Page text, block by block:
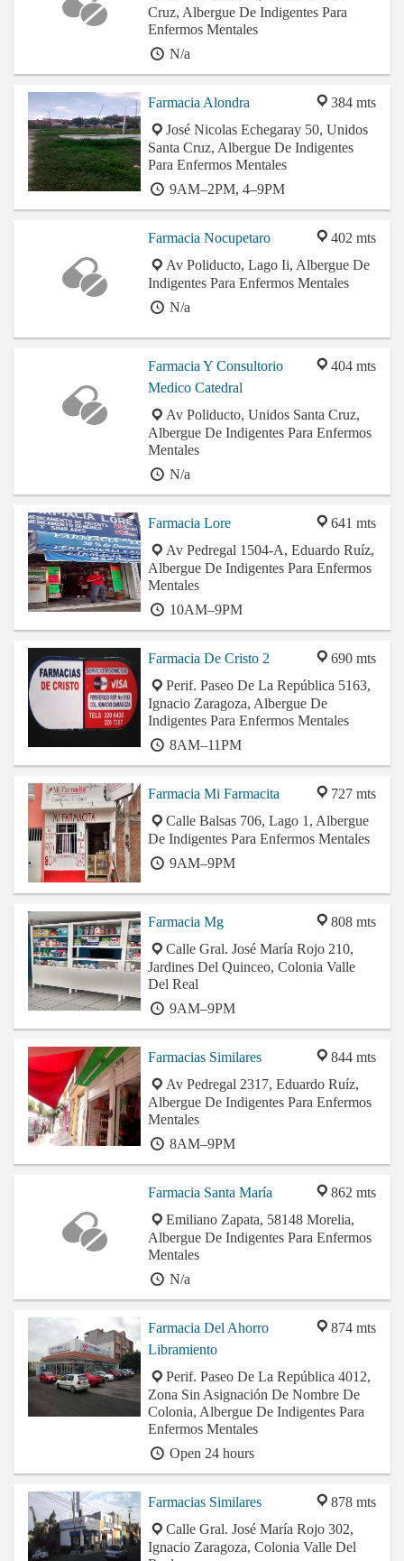
Cruz, Albergue De Indigentes Para
Enfermos Mentales
N/a
384 mts
Farmacia Alondra
José Nicolas Echegaray 50, Unidos
Santa Cruz, Albergue De Indigentes
Para Enfermos Mentales
9AM–2PM, 4–9PM
402 mts
Farmacia Nocupetaro
Av Poliducto, Lago Ii, Albergue De
Indigentes Para Enfermos Mentales
N/a
404 mts
Farmacia Y Consultorio
Medico Catedral
Av Poliducto, Unidos Santa Cruz,
Albergue De Indigentes Para Enfermos
Mentales
N/a
641 mts
Farmacia Lore
Av Pedregal 1504-A, Eduardo Ruíz,
Albergue De Indigentes Para Enfermos
Mentales
10AM–9PM
690 mts
Farmacia De Cristo 2
Perif. Paseo De La República 5163,
Ignacio Zaragoza, Albergue De
Indigentes Para Enfermos Mentales
8AM–11PM
727 mts
Farmacia Mi Farmacita
Calle Balsas 706, Lago 1, Albergue
De Indigentes Para Enfermos Mentales
9AM–9PM
808 mts
Farmacia Mg
Calle Gral. José María Rojo 210,
Jardines Del Quinceo, Colonia Valle
Del Real
9AM–9PM
844 mts
Farmacias Similares
Av Pedregal 2317, Eduardo Ruíz,
Albergue De Indigentes Para Enfermos
Mentales
8AM–9PM
862 mts
Farmacia Santa María
Emiliano Zapata, 58148 Morelia,
Albergue De Indigentes Para Enfermos
Mentales
N/a
874 mts
Farmacia Del Ahorro
Libramiento
Perif. Paseo De La República 4012,
Zona Sin Asignación De Nombre De
Colonia, Albergue De Indigentes Para
Enfermos Mentales
Open 24 hours
878 mts
Farmacias Similares
Calle Gral. José María Rojo 302,
Ignacio Zaragoza, Colonia Valle Del